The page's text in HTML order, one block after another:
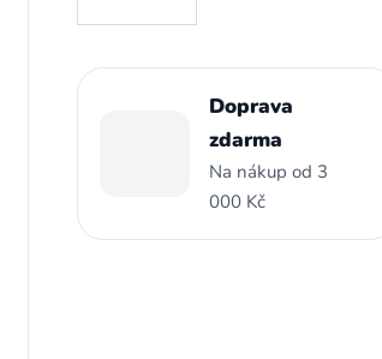
Doprava
zdarma
Na nákup od 3
000 Kč